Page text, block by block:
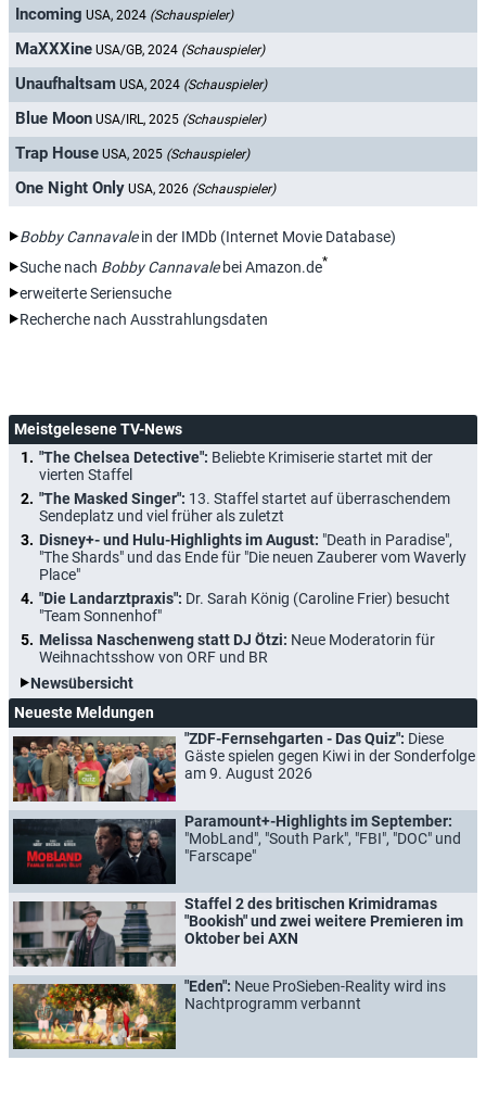
Incoming USA, 2024 (Schauspieler)
MaXXXine USA/GB, 2024 (Schauspieler)
Unaufhaltsam USA, 2024 (Schauspieler)
Blue Moon USA/IRL, 2025 (Schauspieler)
Trap House USA, 2025 (Schauspieler)
One Night Only USA, 2026 (Schauspieler)
Bobby Cannavalein der IMDb (Internet Movie Database)
Suche nach Bobby Cannavalebei Amazon.de*
erweiterte Seriensuche
Recherche nach Ausstrahlungsdaten
Meistgelesene TV-News
"The Chelsea Detective": Beliebte Krimiserie startet mit der
vierten Staffel
"The Masked Singer": 13. Staffel startet auf überraschendem
Sendeplatz und viel früher als zuletzt
Disney+- und Hulu-Highlights im August: "Death in Paradise",
"The Shards" und das Ende für "Die neuen Zauberer vom Waverly
Place"
"Die Landarztpraxis": Dr. Sarah König (Caroline Frier) besucht
"Team Sonnenhof"
Melissa Naschenweng statt DJ Ötzi: Neue Moderatorin für
Weihnachtsshow von ORF und BR
Newsübersicht
Neueste Meldungen
"ZDF-Fernsehgarten - Das Quiz": Diese
Gäste spielen gegen Kiwi in der Sonderfolge
am 9. August 2026
Paramount+-Highlights im September:
"MobLand", "South Park", "FBI", "DOC" und
"Farscape"
Staffel 2 des britischen Krimidramas
"Bookish" und zwei weitere Premieren im
Oktober bei AXN
"Eden": Neue ProSieben-Reality wird ins
Nachtprogramm verbannt